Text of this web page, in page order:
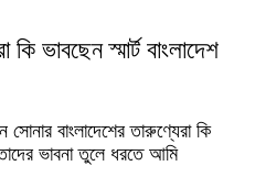
ভাবছেন স্মার্ট বাংলাদেশ
সোনার বাংলাদেশের তারুণ্যেরা কি
তাদের ভাবনা তুলে ধরতে আমি